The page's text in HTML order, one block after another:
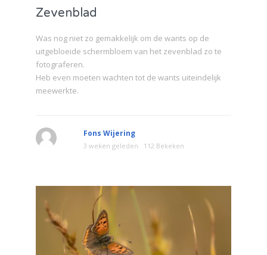
Zevenblad
Was nog niet zo gemakkelijk om de wants op de
uitgebloeide schermbloem van het zevenblad zo te
fotograferen.
Heb even moeten wachten tot de wants uiteindelijk
meewerkte.
Fons Wijering
3 weken geleden 112 Bekeken